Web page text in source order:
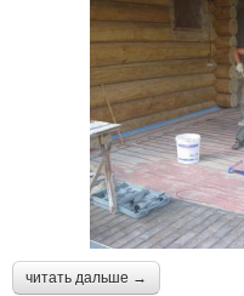
читать дальше →